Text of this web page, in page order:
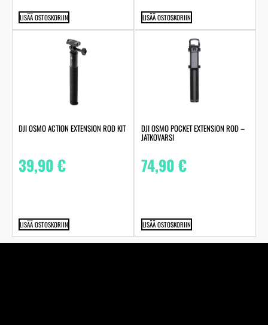
LISÄÄ OSTOSKORIIN LISÄÄ OSTOSKORIIN
DJI OSMO ACTION EXTENSION ROD KIT
39,90€
LISÄÄ OSTOSKORIIN
DJI OSMO POCKET EXTENSION ROD –
JATKOVARSI
74,90€
LISÄÄ OSTOSKORIIN